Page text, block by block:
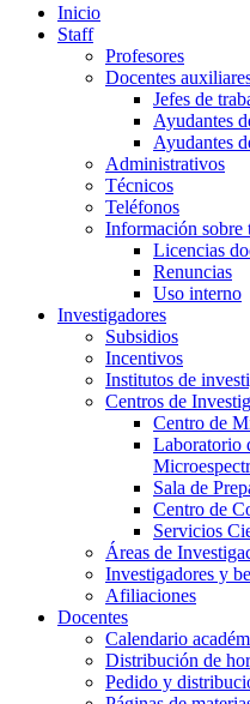
Inicio
Staff
Profesores
Docentes
Jefes de
Ayudantes
Ayudantes
Administrativos
Técnicos
Teléfonos
Información sobre
Licencias
Renuncias
Uso interno
Investigadores
Subsidios
Incentivos
Institutos de
Centros de
Centro de
Laboratorio
Sala de
Centro de
Servicios
Áreas de
Investigadores y
Afiliaciones
Docentes
Calendario
Distribución de
Pedido y